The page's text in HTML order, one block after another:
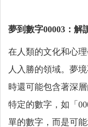
夢到數字00003：解
在人類的文化和心
人入勝的領域。夢
時還可能包含著深
特定的數字，如「
單的數字，而是可